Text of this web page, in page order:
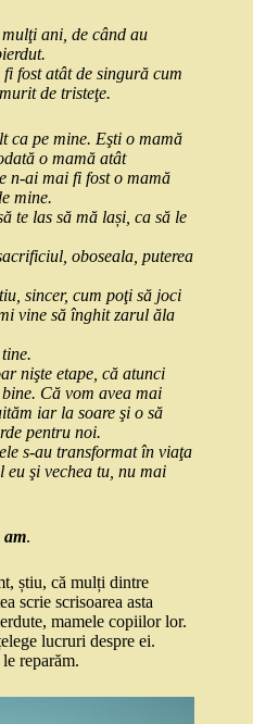
ani, de când au
fost atât de singură cum
de tristeţe.
ca pe mine. Eşti o mamă
o mamă atât
n‑ai mai fi fost o mamă
mine.
te las să mă lași, ca să le
oboseala, puterea
sincer, cum poţi să joci
vine să înghit zarul ăla
nişte etape, că atunci
Că vom avea mai
iar la soare şi o să
pentru noi.
s‑au transformat în viaţa
şi vechea tu, nu mai
am.
știu, că mulți dintre
scrie scrisoarea asta
mamele copiilor lor.
lucruri despre ei.
reparăm.